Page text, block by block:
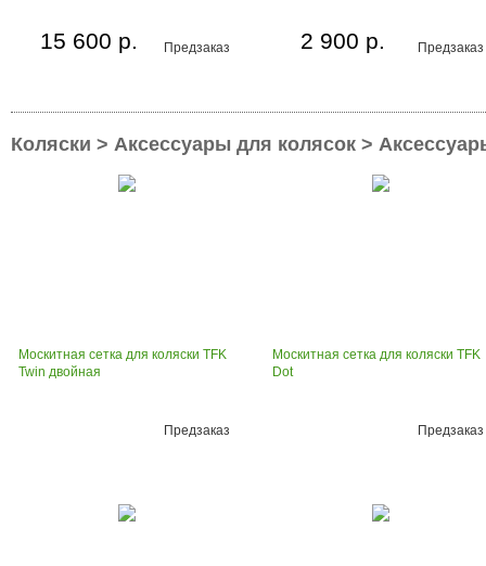
Предзаказ
15 600 р. Предзаказ
2 900 р.
Коляски > Аксессуары для колясок >
Москитная сетка для коляски TFK
Twin двойная
Предзаказ
Москитная сетка для коляски TFK
Dot
Предзаказ